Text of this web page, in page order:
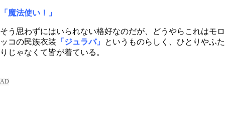
「魔法使い！」
そう思わずにはいられない格好なのだが、どうやらこれはモロ
ッコの民族衣装 「ジュラバ」
というものらしく、ひとりやふた
りじゃなくて皆が着ている。